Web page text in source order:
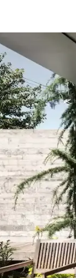
Uyumu ve
görsel rekabete yol
Turuncu
belirler. Yeşil
ve Tonların
ve pencere
ve
dayanıklılık ve
Renk ve
odalarda
Renk
uyumu, mobilya